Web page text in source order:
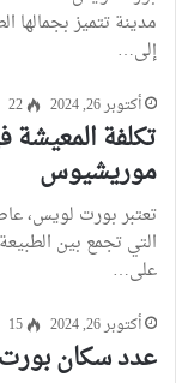
مدينة تتميز بجمالها
إلى…
أكتوبر 26, 2024 22
تكلفة
موريشيوس
تعتبر بورت لويس،
التي تجمع بين
على…
أكتوبر 26, 2024 15
عدد سكان بورت لويس 2025